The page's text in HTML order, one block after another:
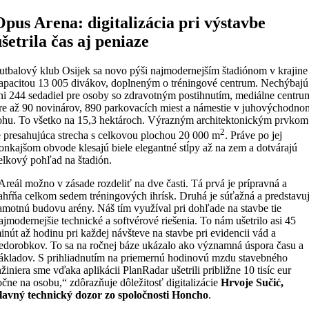
Arena: digitalizácia pri výstavbe
čas aj peniaze
klub Osijek sa novo pýši najmodernejším štadiónom v krajine
13 005 divákov, doplneným o tréningové centrum. Nechýbajú
244 sedadiel pre osoby so zdravotným postihnutím, mediálne
až 90 novinárov, 890 parkovacích miest a námestie v
To všetko na 15,3 hektároch. Výrazným architektonickým prvkom
presahujúca strecha s celkovou plochou 20 000 m2. Práve po jej
obvode klesajú biele elegantné stĺpy až na zem a dotvárajú
pohľad na štadión.
možno v zásade rozdeliť na dve časti. Tá prvá je prípravná a
celkom sedem tréningových ihrísk. Druhá je súťažná a
budovu arény. Náš tím využíval pri dohľade na stavbe tie
technické a softvérové ​​riešenia. To nám ušetrilo asi 45
až hodinu pri každej návšteve na stavbe pri evidencii vád a
To sa na ročnej báze ukázalo ako významná úspora času a
S prihliadnutím na priemernú hodinovú mzdu stavebného
sme vďaka aplikácii PlanRadar ušetrili približne 10 tisíc eur
na osobu,“ zdôrazňuje dôležitosť digitalizácieHrvoje Sučić,
technický dozor zo spoločnosti Honcho.